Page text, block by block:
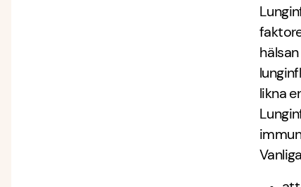
likna